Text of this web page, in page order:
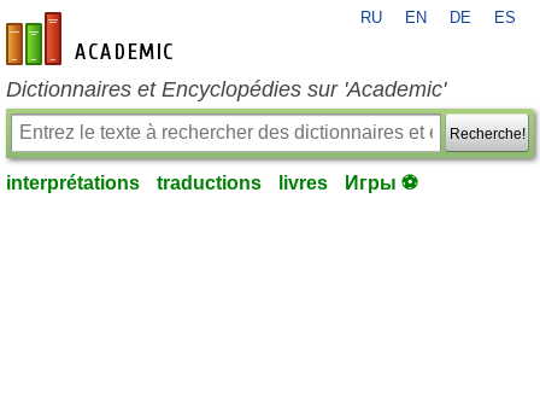
fr-academic.com
RU EN DE ES
Dictionnaires et Encyclopédies sur 'Academic'
Recherche!
interprétations traductions livres Игры ⚽